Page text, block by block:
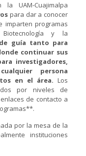
UAM-Cuajimalpa
para dar a conocer
imparten programas
y la
guía tanto para
continuar sus
investigadores,
persona
en el área.Los
por niveles de
de contacto a
por la mesa de la
instituciones